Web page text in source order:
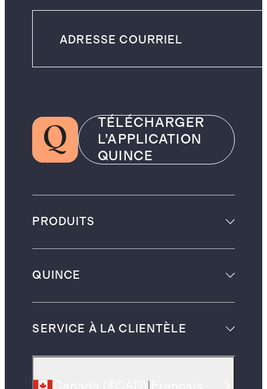
TÉLÉCHARGER
L’APPLICATION
QUINCE
PRODUITS
QUINCE
SERVICE À LA CLIENTÈLE